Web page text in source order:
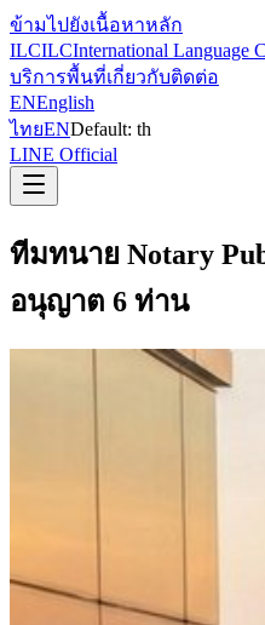
ข้ามไปยังเนื้อหาหลัก
ILCILCInternational Language
บริการพื้นที่เกี่ยวกับติดต่อ
ENEnglish
ไทยENDefault: th
LINE Official
ทีมทนาย Notary
อนุญาต 6 ท่าน